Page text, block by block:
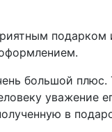
большой
уважение
в